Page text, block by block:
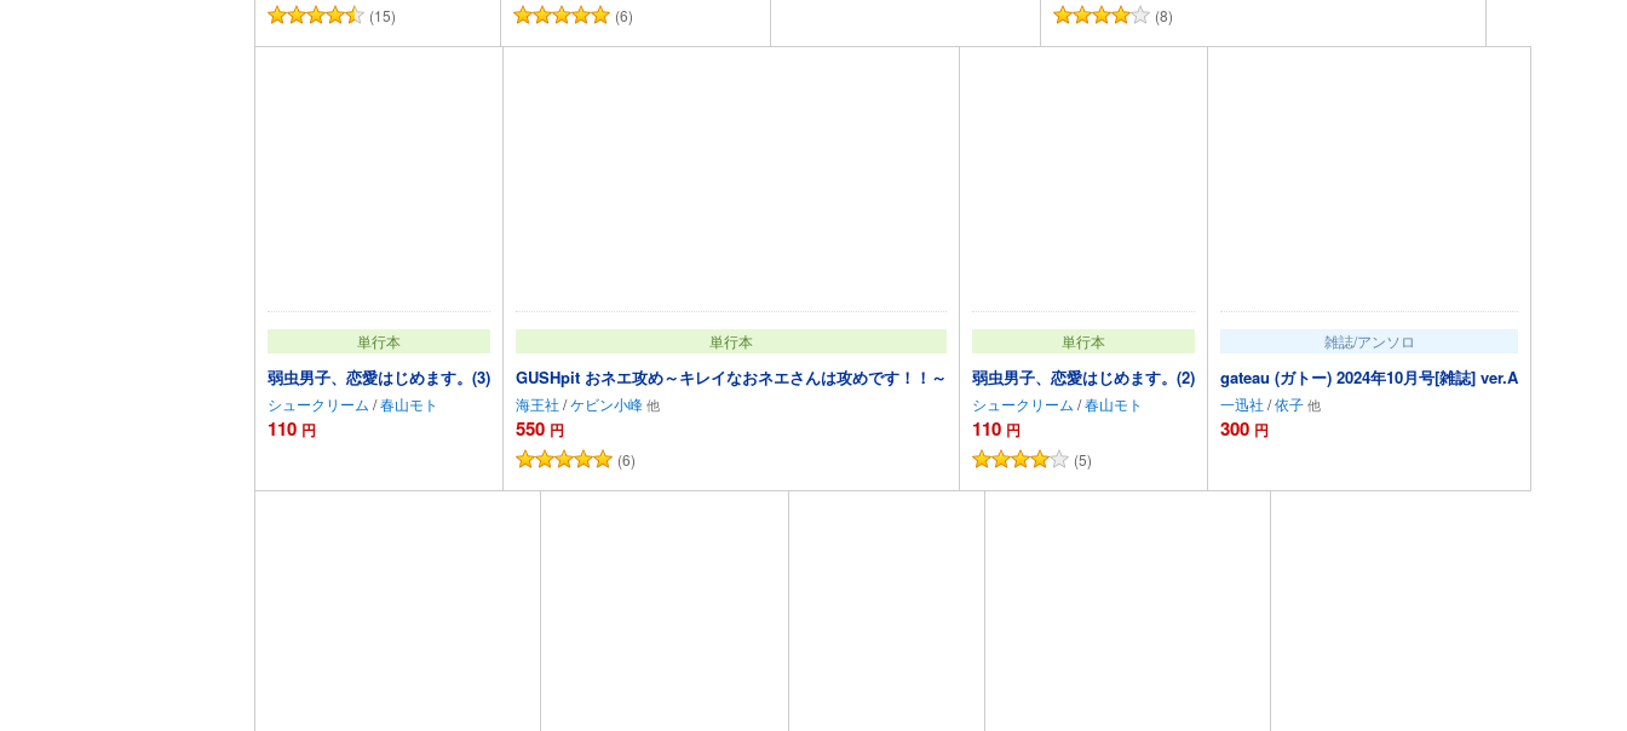
(15)
カートに追加 (6)
カートに追加 (8)
単行本
弱虫男子、恋愛はじめます。(3)
シュークリーム /春山モト
110 円
単行本
GUSHpit おネエ攻め～キレイなおネエさんは攻めです！！～
海王社 /ケビン小峰
550 円
(6)
単行本
弱虫男子、恋愛はじめます。(2)
シュークリーム /春山モト
110 円
(5)
カートに追加
雑誌/アンソロ
gateau (ガトー) 2024年10月号[雑誌] ver.A
一迅社 /依子
300 円